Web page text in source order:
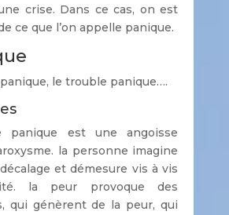
crise. Dans ce cas, on est
ce que l’on appelle panique.
panique, le trouble panique….
panique est une angoisse
la personne imagine
et démesure vis à vis
la peur provoque des
qui génèrent de la peur, qui